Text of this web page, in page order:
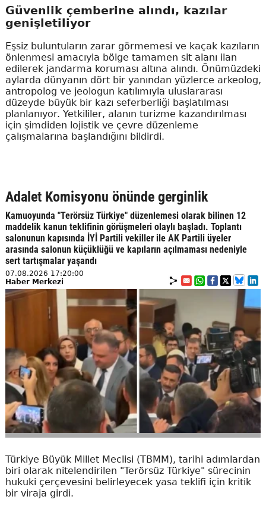
Güvenlik çemberine alındı, kazılar
genişletiliyor
Eşsiz buluntuların zarar görmemesi ve kaçak kazıların
önlenmesi amacıyla bölge tamamen sit alanı ilan
edilerek jandarma koruması altına alındı. Önümüzdeki
aylarda dünyanın dört bir yanından yüzlerce arkeolog,
antropolog ve jeologun katılımıyla uluslararası
düzeyde büyük bir kazı seferberliği başlatılması
planlanıyor. Yetkililer, alanın turizme kazandırılması
için şimdiden lojistik ve çevre düzenleme
çalışmalarına başlandığını bildirdi.
Adalet Komisyonu önünde gerginlik
Kamuoyunda "Terörsüz Türkiye" düzenlemesi olarak bilinen 12
maddelik kanun teklifinin görüşmeleri olaylı başladı. Toplantı
salonunun kapısında İYİ Partili vekiller ile AK Partili üyeler
arasında salonun küçüklüğü ve kapıların açılmaması nedeniyle
sert tartışmalar yaşandı
07.08.2026 17:20:00
Haber Merkezi
Türkiye Büyük Millet Meclisi (TBMM), tarihi adımlardan
biri olarak nitelendirilen "Terörsüz Türkiye" sürecinin
hukuki çerçevesini belirleyecek yasa teklifi için kritik
bir viraja girdi.